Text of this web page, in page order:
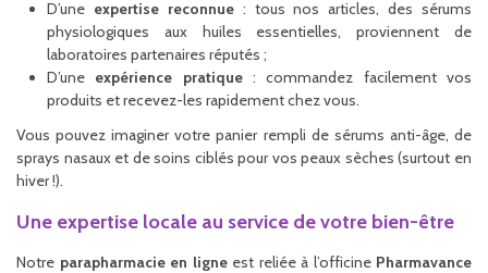
D’une expertise reconnue: tous nos articles, des sérums
physiologiques aux huiles essentielles, proviennent de
laboratoires partenaires réputés ;
D’une expérience pratique: commandez facilement vos
produits et recevez-les rapidement chez vous.
Vous pouvez imaginer votre panier rempli de sérums anti-âge, de
sprays nasaux et de soins ciblés pour vos peaux sèches (surtout en
hiver !).
Une expertise locale au service de votre bien-être
Notre parapharmacie en ligneest reliée à l’officine Pharmavance